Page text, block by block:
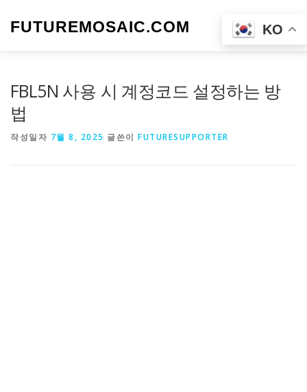
FUTUREMOSAIC.COM 메뉴
FBL5N 사용 시 계정코드 설정하는 방
법
작성일자 7월 8, 2025 글쓴이 FUTURESUPPORTER
KO